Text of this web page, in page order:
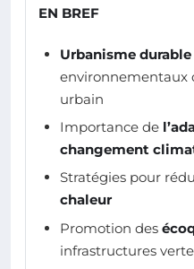
EN BREF
Urbanisme durable
environnementaux
urbain
Importance de
changement
Stratégies pour
chaleur
Promotion des
infrastructures